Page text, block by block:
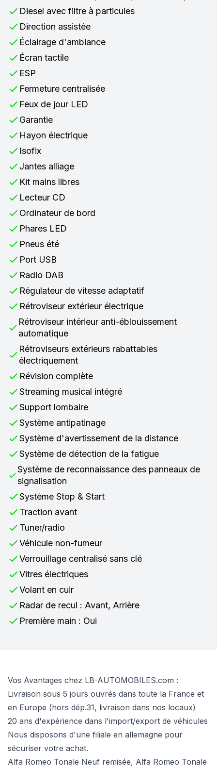
Diesel avec filtre à particules
Direction assistée
Éclairage d'ambiance
Écran tactile
ESP
Fermeture centralisée
Feux de jour LED
Garantie
Hayon électrique
Isofix
Jantes alliage
Kit mains libres
Lecteur CD
Ordinateur de bord
Phares LED
Pneus été
Port USB
Radio DAB
Régulateur de vitesse adaptatif
Rétroviseur extérieur électrique
Rétroviseur intérieur anti-éblouissement
automatique
Rétroviseurs extérieurs rabattables
électriquement
Révision complète
Streaming musical intégré
Support lombaire
Système antipatinage
Système d'avertissement de la distance
Système de détection de la fatigue
Système de reconnaissance des panneaux de
signalisation
Système Stop & Start
Traction avant
Tuner/radio
Véhicule non-fumeur
Verrouillage centralisé sans clé
Vitres électriques
Volant en cuir
Radar de recul : Avant, Arrière
Première main : Oui
Vos Avantages chez LB-AUTOMOBILES.com :
Livraison sous 5 jours ouvrés dans toute la France et
en Europe (hors dép.31, livraison dans nos locaux)
20 ans d'expérience dans l'import/export de véhicules
Nous disposons d'une filiale en allemagne pour
sécuriser votre achat.
Alfa Romeo Tonale Neuf remisée, Alfa Romeo Tonale